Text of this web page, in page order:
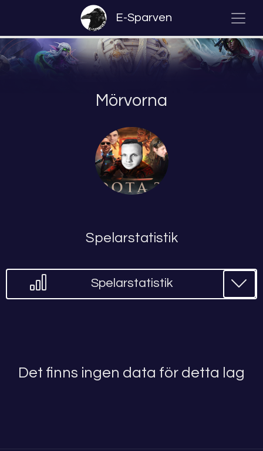
E-Sparven
Mörvorna
Spelarstatistik
Spelarstatistik
Det finns ingen data för detta lag